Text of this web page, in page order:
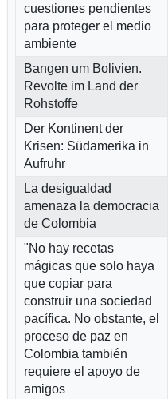
cuestiones pendientes
para proteger el medio
ambiente
Bangen um Bolivien.
Revolte im Land der
Rohstoffe
Der Kontinent der
Krisen: Südamerika in
Aufruhr
La desigualdad
amenaza la democracia
de Colombia
"No hay recetas
mágicas que solo haya
que copiar para
construir una sociedad
pacífica. No obstante, el
proceso de paz en
Colombia también
requiere el apoyo de
amigos